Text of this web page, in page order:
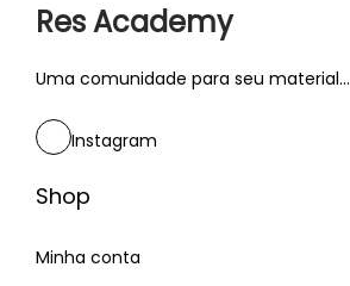
Res Academy
Uma comunidade para seu material...
Instagram
Shop
Minha conta